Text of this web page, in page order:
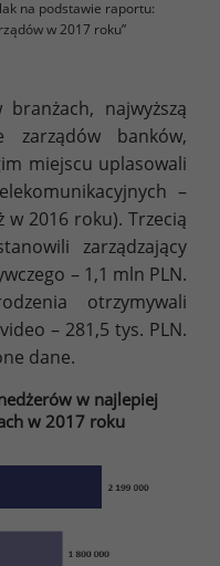
na podstawie raportu:
w 2017 roku”
najwyższą
zarządów banków,
miejscu uplasowali
–
w 2016 roku). Trzecią
zarządzający
– 1,1 mln PLN.
otrzymywali
– 281,5 tys. PLN.
dane.
w najlepiej
w 2017 roku